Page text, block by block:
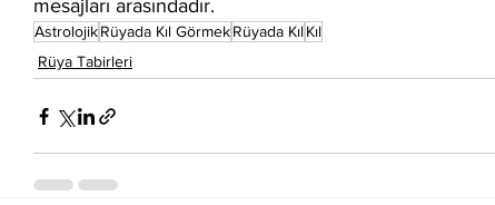
mesajları arasındadır.
AstrolojikRüyada Kıl GörmekRüyada KılKıl
Rüya Tabirleri